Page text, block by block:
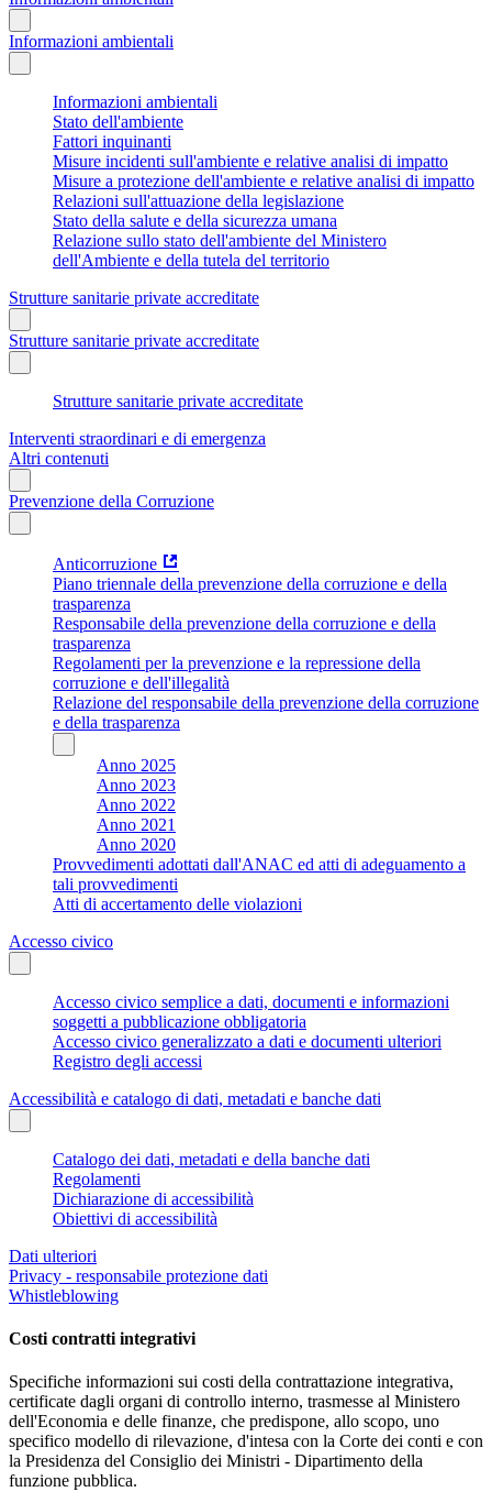
Informazioni ambientali
Informazioni ambientali
Stato dell'ambiente
Fattori inquinanti
Misure incidenti sull'ambiente e relative analisi di impatto
Misure a protezione dell'ambiente e relative analisi di impatto
Relazioni sull'attuazione della legislazione
Stato della salute e della sicurezza umana
Relazione sullo stato dell'ambiente del Ministero
dell'Ambiente e della tutela del territorio
Strutture sanitarie private accreditate
Strutture sanitarie private accreditate
Strutture sanitarie private accreditate
Interventi straordinari e di emergenza
Altri contenuti
Prevenzione della Corruzione
Anticorruzione
Piano triennale della prevenzione della corruzione e della
trasparenza
Responsabile della prevenzione della corruzione e della
trasparenza
Regolamenti per la prevenzione e la repressione della
corruzione e dell'illegalità
Relazione del responsabile della prevenzione della corruzione
e della trasparenza
Anno 2025
Anno 2023
Anno 2022
Anno 2021
Anno 2020
Provvedimenti adottati dall'ANAC ed atti di adeguamento a
tali provvedimenti
Atti di accertamento delle violazioni
Accesso civico
Accesso civico semplice a dati, documenti e informazioni
soggetti a pubblicazione obbligatoria
Accesso civico generalizzato a dati e documenti ulteriori
Registro degli accessi
Accessibilità e catalogo di dati, metadati e banche dati
Catalogo dei dati, metadati e della banche dati
Regolamenti
Dichiarazione di accessibilità
Obiettivi di accessibilità
Dati ulteriori
Privacy - responsabile protezione dati
Whistleblowing
Costi contratti integrativi
Specifiche informazioni sui costi della contrattazione integrativa,
certificate dagli organi di controllo interno, trasmesse al Ministero
dell'Economia e delle finanze, che predispone, allo scopo, uno
specifico modello di rilevazione, d'intesa con la Corte dei conti e con
la Presidenza del Consiglio dei Ministri - Dipartimento della
funzione pubblica.